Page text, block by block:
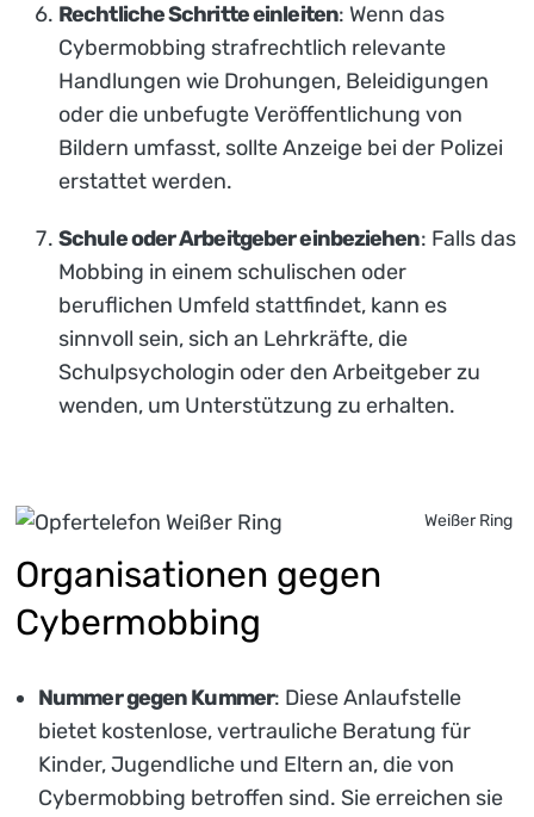
Rechtliche Schritte einleiten: Wenn das
Cybermobbing strafrechtlich relevante
Handlungen wie Drohungen, Beleidigungen
oder die unbefugte Veröffentlichung von
Bildern umfasst, sollte Anzeige bei der Polizei
erstattet werden.
Schule oder Arbeitgeber einbeziehen: Falls das
Mobbing in einem schulischen oder
beruflichen Umfeld stattfindet, kann es
sinnvoll sein, sich an Lehrkräfte, die
Schulpsychologin oder den Arbeitgeber zu
wenden, um Unterstützung zu erhalten.
Weißer Ring
Organisationen gegen
Cybermobbing
Nummer gegen Kummer: Diese Anlaufstelle
bietet kostenlose, vertrauliche Beratung für
Kinder, Jugendliche und Eltern an, die von
Cybermobbing betroffen sind. Sie erreichen sie